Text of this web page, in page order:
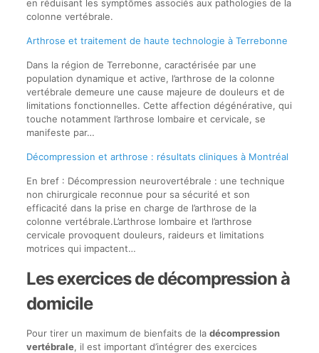
en réduisant les symptômes associés aux pathologies de la
colonne vertébrale.
Arthrose et traitement de haute technologie à Terrebonne
Dans la région de Terrebonne, caractérisée par une
population dynamique et active, l’arthrose de la colonne
vertébrale demeure une cause majeure de douleurs et de
limitations fonctionnelles. Cette affection dégénérative, qui
touche notamment l’arthrose lombaire et cervicale, se
manifeste par…
Décompression et arthrose : résultats cliniques à Montréal
En bref : Décompression neurovertébrale : une technique
non chirurgicale reconnue pour sa sécurité et son
efficacité dans la prise en charge de l’arthrose de la
colonne vertébrale.L’arthrose lombaire et l’arthrose
cervicale provoquent douleurs, raideurs et limitations
motrices qui impactent…
Les exercices de décompression à
domicile
Pour tirer un maximum de bienfaits de la décompression
vertébrale, il est important d’intégrer des exercices